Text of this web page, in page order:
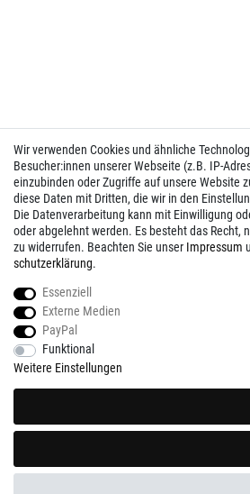
Wir verwenden Cookies und ähnliche
Besucher:innen unserer Webseite (z.B. IP-
einzubinden oder Zugriffe auf unsere Website
diese Daten mit Dritten, die wir in den
Die Datenverarbeitung kann mit Einwilligung
oder abgelehnt werden. Es besteht das
zu widerrufen. Beachten Sie unser Impressum
schutz­erklärung.
Essenziell
Externe Medien
PayPal
Funktional
Weitere Einstellungen